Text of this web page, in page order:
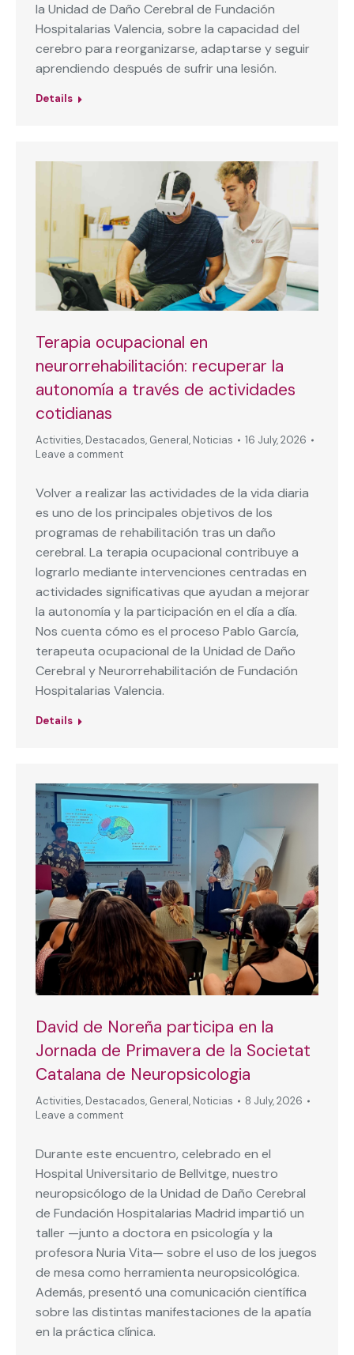
la Unidad de Daño Cerebral de Fundación
Hospitalarias Valencia, sobre la capacidad del
cerebro para reorganizarse, adaptarse y seguir
aprendiendo después de sufrir una lesión.
Details
Terapia ocupacional en
neurorrehabilitación: recuperar la
autonomía a través de actividades
cotidianas
Activities, Destacados, General, Noticias
16 July, 2026
Leave a comment
Volver a realizar las actividades de la vida diaria
es uno de los principales objetivos de los
programas de rehabilitación tras un daño
cerebral. La terapia ocupacional contribuye a
lograrlo mediante intervenciones centradas en
actividades significativas que ayudan a mejorar
la autonomía y la participación en el día a día.
Nos cuenta cómo es el proceso Pablo García,
terapeuta ocupacional de la Unidad de Daño
Cerebral y Neurorrehabilitación de Fundación
Hospitalarias Valencia.
Details
David de Noreña participa en la
Jornada de Primavera de la Societat
Catalana de Neuropsicologia
Activities, Destacados, General, Noticias
8 July, 2026
Leave a comment
Durante este encuentro, celebrado en el
Hospital Universitario de Bellvitge, nuestro
neuropsicólogo de la Unidad de Daño Cerebral
de Fundación Hospitalarias Madrid impartió un
taller —junto a doctora en psicología y la
profesora Nuria Vita— sobre el uso de los juegos
de mesa como herramienta neuropsicológica.
Además, presentó una comunicación científica
sobre las distintas manifestaciones de la apatía
en la práctica clínica.